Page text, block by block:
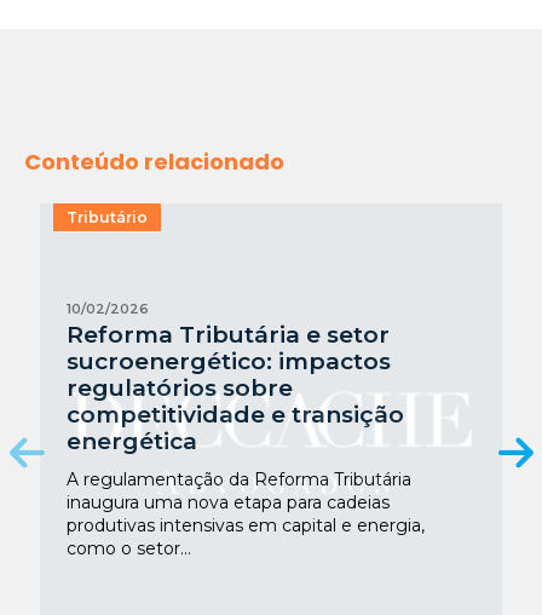
Conteúdo relacionado
Tributário
10/02/2026
Reforma Tributária e setor
sucroenergético: impactos
regulatórios sobre
competitividade e transição
energética
A regulamentação da Reforma Tributária
inaugura uma nova etapa para cadeias
produtivas intensivas em capital e energia,
como o setor...